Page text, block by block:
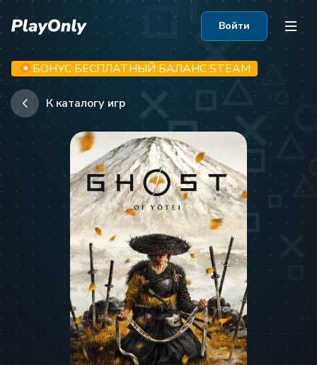
Войти
БОНУС БЕСПЛАТНЫЙ БАЛАНС STEAM
К каталогу игр